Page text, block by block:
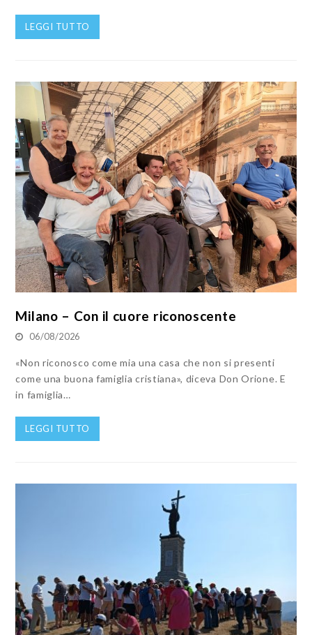
LEGGI TUTTO
Milano – Con il cuore riconoscente
06/08/2026
«Non riconosco come mia una casa che non si presenti
come una buona famiglia cristiana», diceva Don Orione. E
in famiglia…
LEGGI TUTTO